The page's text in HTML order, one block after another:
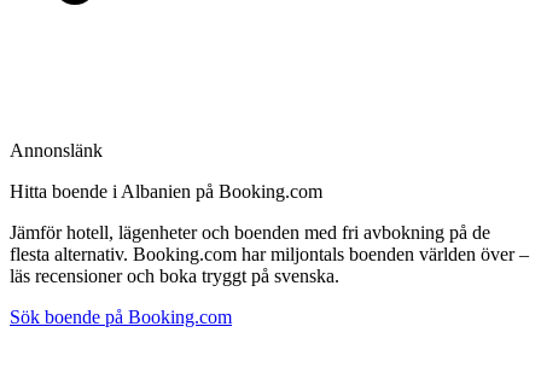
Annonslänk
Hitta boende i Albanien på Booking.com
Jämför hotell, lägenheter och boenden med fri avbokning på de
flesta alternativ. Booking.com har miljontals boenden världen över –
läs recensioner och boka tryggt på svenska.
Sök boende på Booking.com